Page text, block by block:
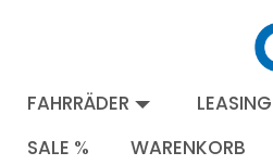
FAHRRÄDER LEASING
SALE %
WARENKORB